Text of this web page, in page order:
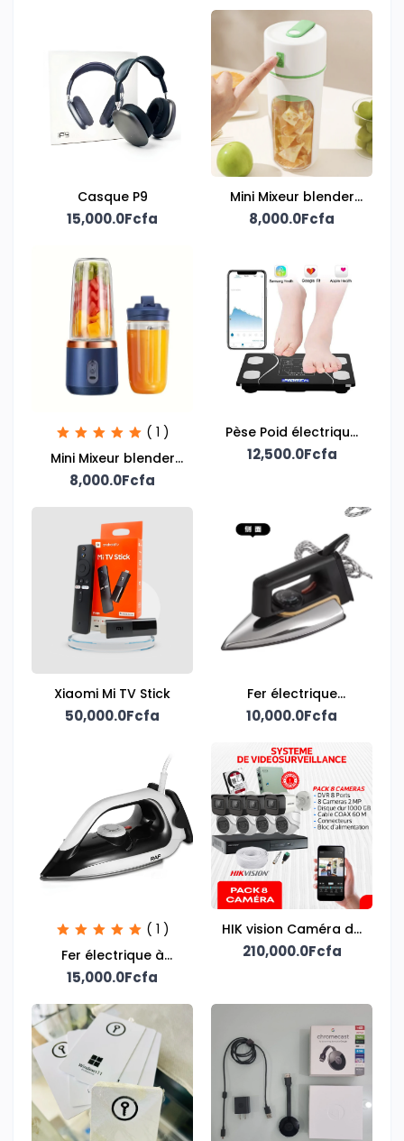
Casque P9
15,000.0Fcfa
Mini Mixeur blender
rechargeable
8,000.0Fcfa
( 1 )
Mini Mixeur blender
rechargeable
8,000.0Fcfa
Pèse Poid électrique
sans fil
12,500.0Fcfa
Xiaomi Mi TV Stick
50,000.0Fcfa
Fer électrique
domestique
10,000.0Fcfa
( 1 )
Fer électrique à
vapeur portable
15,000.0Fcfa
HIK vision Caméra de
surveillance kit 8
210,000.0Fcfa